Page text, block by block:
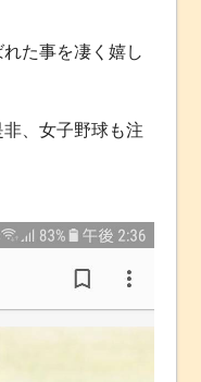
た事を凄く嬉し
、女子野球も注